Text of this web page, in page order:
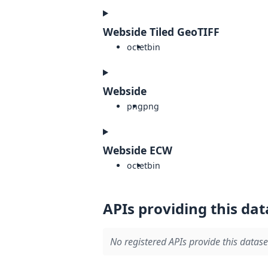
Webside Tiled GeoTIFF
octetbin
Webside
pngpng
Webside ECW
octetbin
APIs providing this
No registered APIs provide this